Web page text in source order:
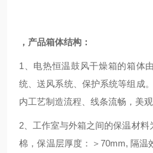
，产品箱体结构：
1、电热恒温鼓风干燥箱的箱体
统、送风系统、保护系统等组成
内工艺制造流程、线条流畅，美观
2、工作室与外箱之间的保温材
棉，保温层厚度：＞70mm, 隔温